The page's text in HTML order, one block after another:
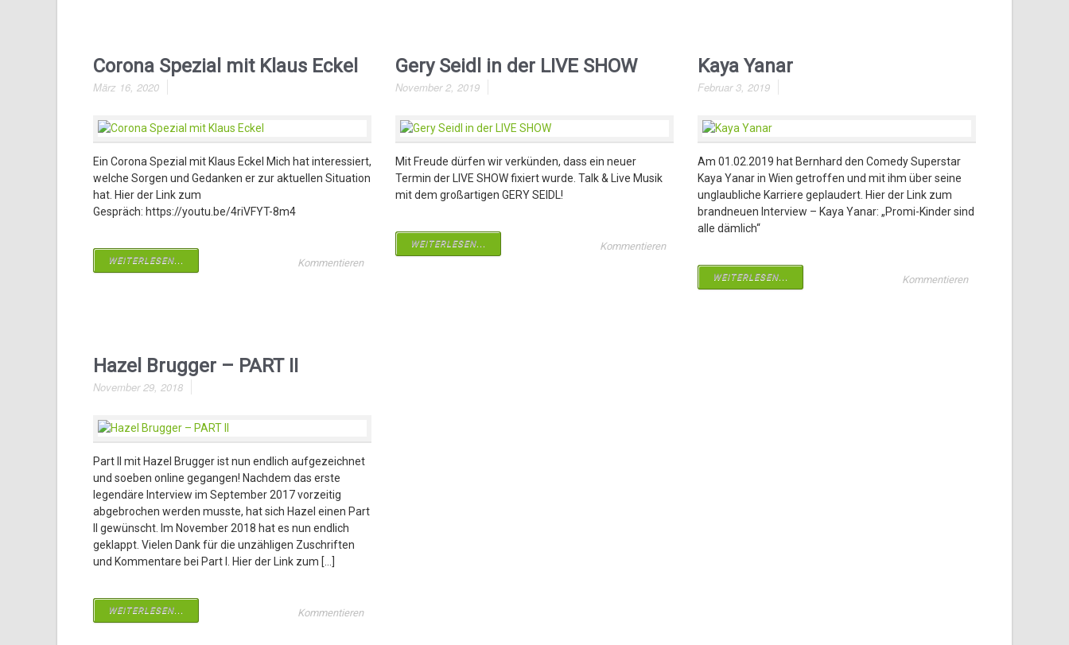
Corona Spezial mit Klaus Eckel
März 16, 2020
Ein Corona Spezial mit Klaus Eckel Mich hat interessiert,
welche Sorgen und Gedanken er zur aktuellen Situation
hat. Hier der Link zum
Gespräch: https://youtu.be/4riVFYT-8m4
WEITERLESEN... Kommentieren
Gery Seidl in der LIVE SHOW
November 2, 2019
Mit Freude dürfen wir verkünden, dass ein neuer
Termin der LIVE SHOW fixiert wurde. Talk & Live Musik
mit dem großartigen GERY SEIDL!
WEITERLESEN... Kommentieren
Kaya Yanar
Februar 3, 2019
Am 01.02.2019 hat Bernhard den Comedy Superstar
Kaya Yanar in Wien getroffen und mit ihm über seine
unglaubliche Karriere geplaudert. Hier der Link zum
brandneuen Interview – Kaya Yanar: „Promi-Kinder sind
alle dämlich“
WEITERLESEN... Kommentieren
Hazel Brugger – PART II
November 29, 2018
Part II mit Hazel Brugger ist nun endlich aufgezeichnet
und soeben online gegangen! Nachdem das erste
legendäre Interview im September 2017 vorzeitig
abgebrochen werden musste, hat sich Hazel einen Part
II gewünscht. Im November 2018 hat es nun endlich
geklappt. Vielen Dank für die unzähligen Zuschriften
und Kommentare bei Part I. Hier der Link zum […]
WEITERLESEN... Kommentieren